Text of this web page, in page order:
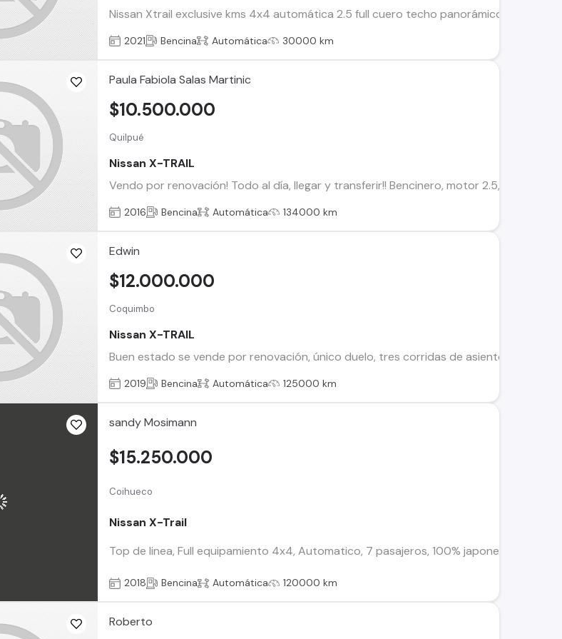
Nissan Xtrail exclusive kms 4x4 automática 2.5 full cuero techo panorámico 3
2021 Bencina Automática 30000 km
Paula Fabiola Salas Martinic
Quilpué
Nissan X-TRAIL
Vendo por renovación! Todo al día, llegar y transferir!! Bencinero, motor 2.5, 133.870
$10.500.000
2016 Bencina Automática 134000 km
Edwin
Coquimbo
Nissan X-TRAIL
Buen estado se vende por renovación, único duelo, tres corridas de asiento, aire
$12.000.000
2019 Bencina Automática 125000 km
sandy Mosimann
Coihueco
Nissan X-Trail
Top de linea, Full equipamiento 4x4, Automatico, 7 pasajeros, 100% japones. Soy el
$15.250.000
2018 Bencina Automática 120000 km
Roberto